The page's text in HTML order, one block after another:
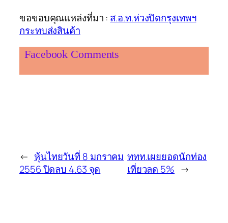
ขอขอบคุณแหล่งที่มา : ส.อ.ท.ห่วงปิดกรุงเทพฯ
กระทบส่งสินค้า
Facebook Comments
← หุ้นไทยวันที่ 8 มกราคม
2556 ปิดลบ 4.63 จุด
ททท.เผยยอดนักท่อง
เที่ยวลด 5% →